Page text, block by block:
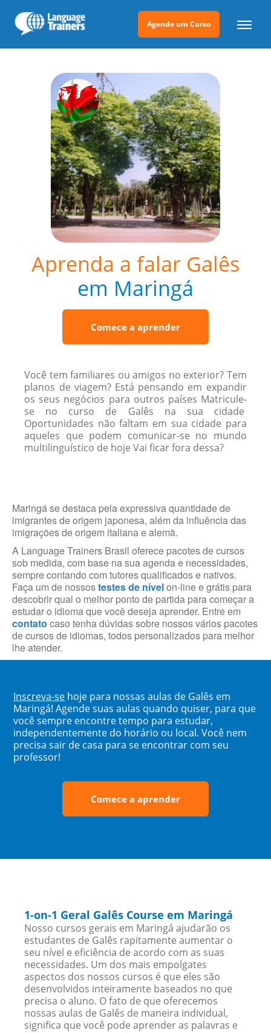
Agende um Curso
Aprenda a falar Galês
em Maringá
Comece a aprender
Você tem familiares ou amigos no exterior? Tem
planos de viagem? Está pensando em expandir
os seus negócios para outros países Matricule-
se no curso de Galês na sua cidade
Oportunidades não faltam em sua cidade para
aqueles que podem comunicar-se no mundo
multilinguístico de hoje Vai ficar fora dessa?
Maringá se destaca pela expressiva quantidade de
imigrantes de origem japonesa, além da influência das
imigrações de origem italiana e alemã.
A Language Trainers Brasil oferece pacotes de cursos
sob medida, com base na sua agenda e necessidades,
sempre contando com tutores qualificados e nativos.
Faça um de nossostestes de nívelon-line e grátis para
descobrir qual o melhor ponto de partida para começar a
estudar o idioma que você deseja aprender. Entre em
contato caso tenha dúvidas sobre nossos vários pacotes
de cursos de idiomas, todos personalizados para melhor
lhe atender.
Inscreva-se hoje para nossas aulas de Galês em
Maringá! Agende suas aulas quando quiser, para que
você sempre encontre tempo para estudar,
independentemente do horário ou local. Você nem
precisa sair de casa para se encontrar com seu
professor!
Comece a aprender
1-on-1 Geral Galês Course em Maringá
Nosso cursos gerais em Maringá ajudarão os
estudantes de Galês rapitamente aumentar o
seu nível e eficiência de acordo com as suas
necessidades. Um dos mais empolgates
aspectos dos nossos cursos é que eles são
desenvolvidos inteiramente baseados no que
precisa o aluno. O fato de que oferecemos
nossas aulas de Galês de maneira individual,
significa que você pode aprender as palavras e